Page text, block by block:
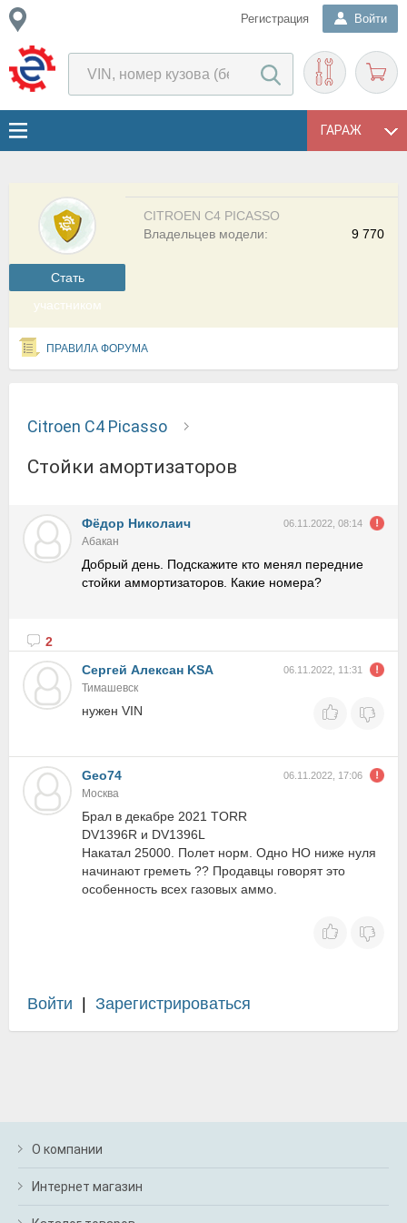
Регистрация Войти
ГАРАЖ
Cтать
участником
CITROEN C4 PICASSO
9 770
Владельцев модели:
ПРАВИЛА ФОРУМА
Citroen C4 Picasso
Стойки амортизаторов
Фёдор Николаич 06.11.2022, 08:14
Абакан
Добрый день. Подскажите кто менял передние
стойки аммортизаторов. Какие номера?
2
Сергей Алексан KSA
06.11.2022, 11:31
Тимашевск
нужен VIN
Geo74 06.11.2022, 17:06
Москва
Брал в декабре 2021 TORR
DV1396R и DV1396L
Накатал 25000. Полет норм. Одно НО ниже нуля
начинают греметь ?? Продавцы говорят это
особенность всех газовых аммо.
Войти Зарегистрироваться
О компании
Интернет магазин